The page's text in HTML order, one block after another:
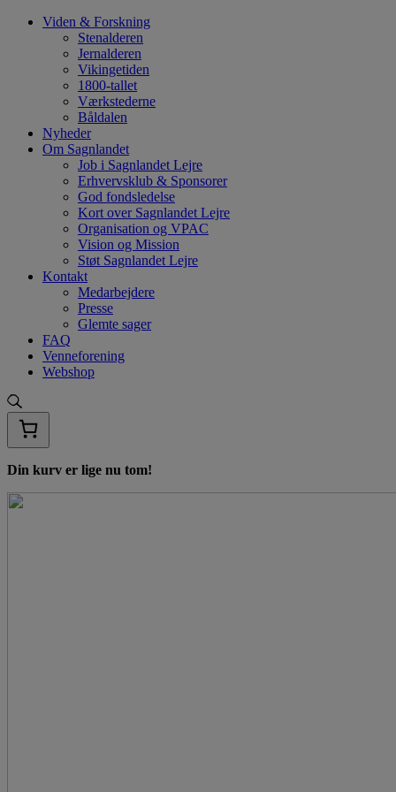
Hop
Viden & Forskning
Stenalderen
Jernalderen
Vikingetiden
1800-tallet
Værkstederne
Båldalen
Nyheder
Om Sagnlandet
Job i Sagnlandet Lejre
Erhvervsklub & Sponsorer
God fondsledelse
Kort over Sagnlandet Lejre
Organisation og VPAC
Vision og Mission
Støt Sagnlandet Lejre
Kontakt
Medarbejdere
Presse
Glemte sager
FAQ
Venneforening
Webshop
Din kurv er lige nu tom!